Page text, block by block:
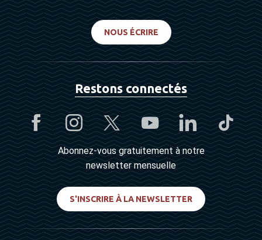
NOUS ÉCRIRE
Restons connectés
Abonnez-vous gratuitement à notre
newsletter mensuelle
S'INSCRIRE À LA NEWSLETTER